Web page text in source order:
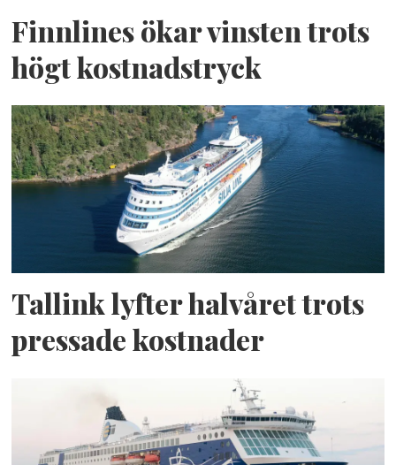
Finnlines ökar vinsten trots
högt kostnadstryck
Tallink lyfter halvåret trots
pressade kostnader